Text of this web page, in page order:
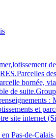
bornée,
de
et
site internet